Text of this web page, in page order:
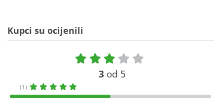
Kupci su ocijenili
3 od 5
(1)